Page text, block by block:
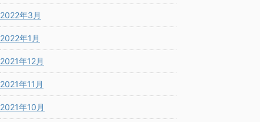
2022年3月
2022年1月
2021年12月
2021年11月
2021年10月